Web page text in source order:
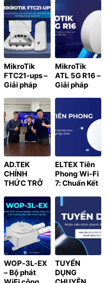
& thiết kế
crack có bị
xử phạt
không? 7 rủi
ro cần biết
năm 2026
MikroTik
FTC21-ups –
Giải pháp
Converter
tích hợp UPS
dành cho hệ
thống mạng
ngoài trời
MikroTik
ATL 5G R16 –
Giải pháp
suất cao cho
nghiệp hiện
AD.TEK
CHÍNH
THỨC TRỞ
TÁC CHIẾN
LƯỢC CỦA
SPON TẠI
VIỆT NAM
ELTEX Tiên
Phong Wi-Fi
7: Chuẩn Kết
Mới Cho Hạ
Tầng Doanh
Nghiệp 2026
WOP-3L-EX
– Bộ phát
TUYỂN
DỤNG